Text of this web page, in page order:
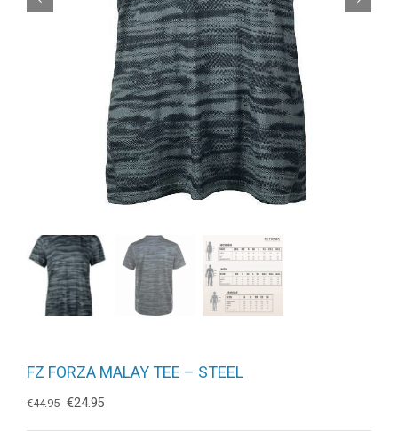
FZ FORZA MALAY TEE – STEEL
€44.95 Oorspronkelijke
€24.95Huidige